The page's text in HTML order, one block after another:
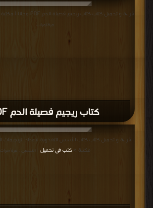
كتاب ريجيم فصيلة الدم PDF
قراءة و تحميل كتاب كتاب ريجيم فصيلة الدم PDF مجانا | مكتبة >
مرة/مرات
مكتبة > كتب في تحميل | التحميل : مرة/مرات